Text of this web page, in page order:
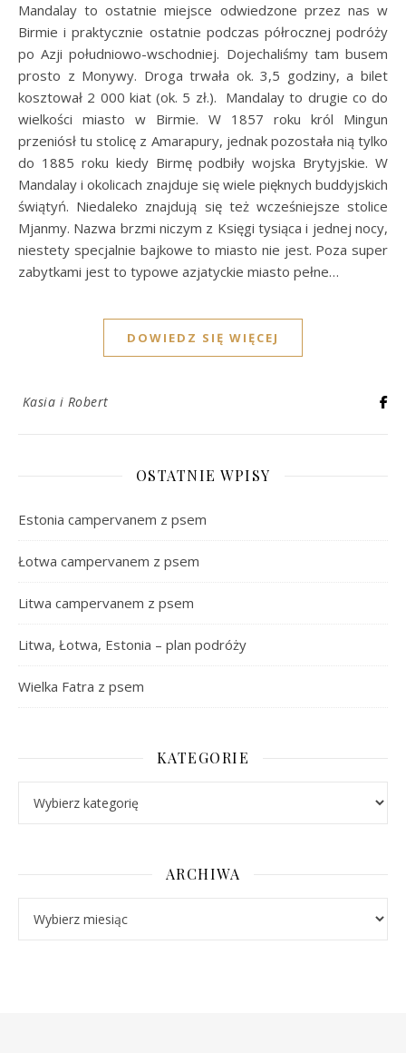
Mandalay to ostatnie miejsce odwiedzone przez nas w
Birmie i praktycznie ostatnie podczas półrocznej podróży
po Azji południowo-wschodniej. Dojechaliśmy tam busem
prosto z Monywy. Droga trwała ok. 3,5 godziny, a bilet
kosztował 2 000 kiat (ok. 5 zł.). Mandalay to drugie co do
wielkości miasto w Birmie. W 1857 roku król Mingun
przeniósł tu stolicę z Amarapury, jednak pozostała nią tylko
do 1885 roku kiedy Birmę podbiły wojska Brytyjskie. W
Mandalay i okolicach znajduje się wiele pięknych buddyjskich
świątyń. Niedaleko znajdują się też wcześniejsze stolice
Mjanmy. Nazwa brzmi niczym z Księgi tysiąca i jednej nocy,
niestety specjalnie bajkowe to miasto nie jest. Poza super
zabytkami jest to typowe azjatyckie miasto pełne…
DOWIEDZ SIĘ WIĘCEJ
Kasia i Robert
OSTATNIE WPISY
Estonia campervanem z psem
Łotwa campervanem z psem
Litwa campervanem z psem
Litwa, Łotwa, Estonia – plan podróży
Wielka Fatra z psem
KATEGORIE
ARCHIWA